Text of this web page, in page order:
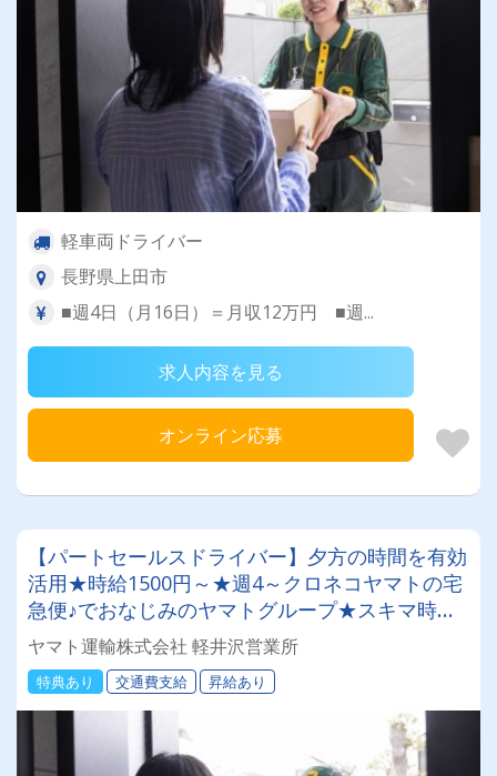
軽車両ドライバー
長野県上田市
■週4日（月16日）＝月収12万円 ■週...
求人内容を見る
オンライン応募
【パートセールスドライバー】夕方の時間を有効
活用★時給1500円～★週4～クロネコヤマトの宅
急便♪でおなじみのヤマトグループ★スキマ時間
で収入を◎ 業界最大手★知識・技術研修充実◎
明確な評価制度でやりがい◎アルバイトでも社
割・持ち株制度・健康診断など福利厚生充実★社
員登用制度あり★Wワーク・副業にもピッタリ♪
ヤマト運輸株式会社 軽井沢営業所
特典あり 交通費支給 昇給あり